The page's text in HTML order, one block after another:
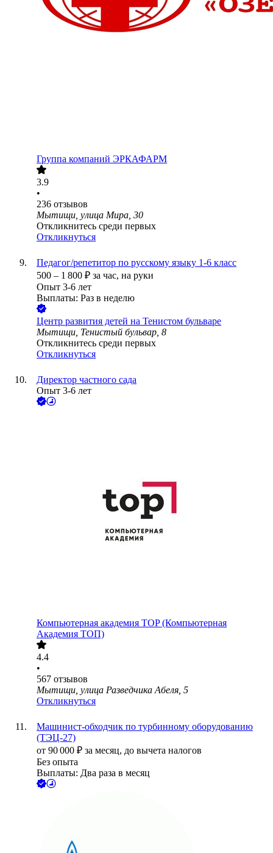
Группа компаний ЭРКАФАРМ
3.9
•
236 отзывов
Мытищи, улица Мира, 30
Откликнитесь среди первых
Откликнуться
Педагог/репетитор по русскому языку 1-6 класс
500 – 1 800 ₽ за час, на руки
Опыт 3-6 лет
Выплаты: Раз в неделю
Центр развития детей на Тенистом бульваре
Мытищи, Тенистый бульвар, 8
Откликнитесь среди первых
Откликнуться
Директор частного сада
Опыт 3-6 лет
Компьютерная академия TOP (Компьютерная
Академия ТОП)
4.4
•
567 отзывов
Мытищи, улица Разведчика Абеля, 5
Откликнуться
Машинист-обходчик по турбинному оборудованию
(ТЭЦ-27)
от 90 000 ₽ за месяц, до вычета налогов
Без опыта
Выплаты: Два раза в месяц